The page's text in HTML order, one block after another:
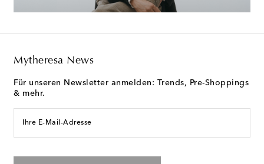
Mytheresa News
Für unseren Newsletter anmelden: Trends, Pre-Shoppings
& mehr.
Ihre E-Mail-Adresse